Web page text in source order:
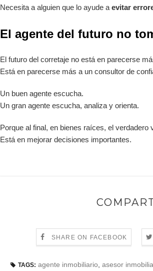
Necesita a alguien que lo ayude a evitar
El agente del futuro no
El futuro del corretaje no está en parecerse
Está en parecerse más a un consultor de
Un buen agente escucha.
Un gran agente escucha, analiza y orienta.
Porque al final, en bienes raíces, el
Está en mejorar decisiones importantes.
SHARE ON FACEBOOK
TAGS: agente inmobiliario asesor